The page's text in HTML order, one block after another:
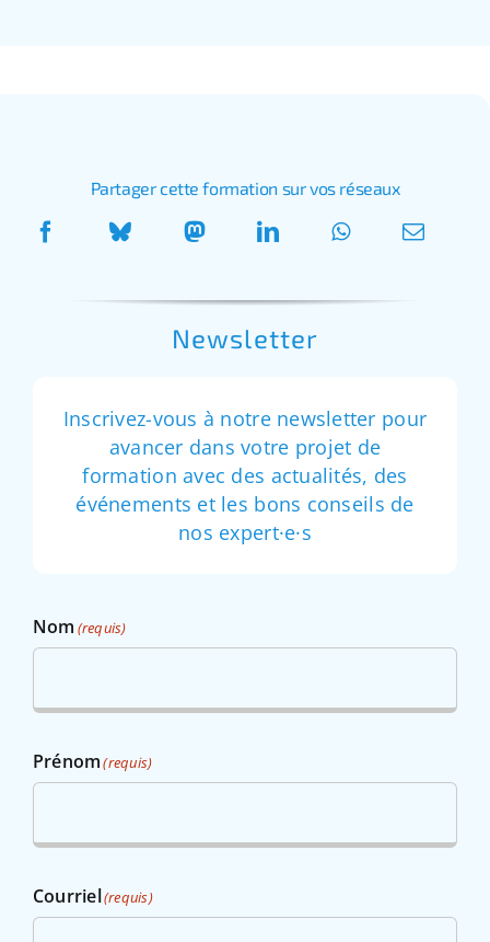
Partager cette formation sur vos réseaux
Newsletter
Inscrivez-vous à notre newsletter pour
avancer dans votre projet de
formation avec des actualités, des
événements et les bons conseils de
nos expert·e·s
Nom (requis)
Prénom(requis)
Courriel(requis)